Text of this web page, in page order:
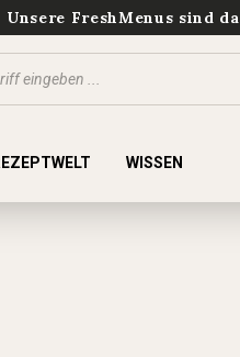
Unsere FreshMenus sind da
WISSEN